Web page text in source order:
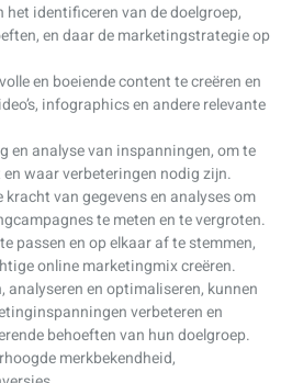
het identificeren van de doelgroep,
en daar de marketingstrategie op
en boeiende content te creëren en
infographics en andere relevante
en analyse van inspanningen, om te
waar verbeteringen nodig zijn.
kracht van gegevens en analyses om
te meten en te vergroten.
passen en op elkaar af te stemmen,
online marketingmix creëren.
en optimaliseren, kunnen
verbeteren en
behoeften van hun doelgroep.
merkbekendheid,